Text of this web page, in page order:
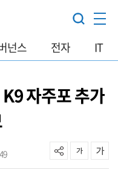
넌스 전자 IT
자주포 추가